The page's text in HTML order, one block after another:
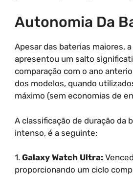
Autonomia Da
Apesar das baterias maiores,
apresentou um salto
comparação com o ano
dos modelos, quando
máximo (sem economias de
A classificação de duração da
intenso, é a seguinte:
1. Galaxy Watch Ultra:
proporcionando um ciclo